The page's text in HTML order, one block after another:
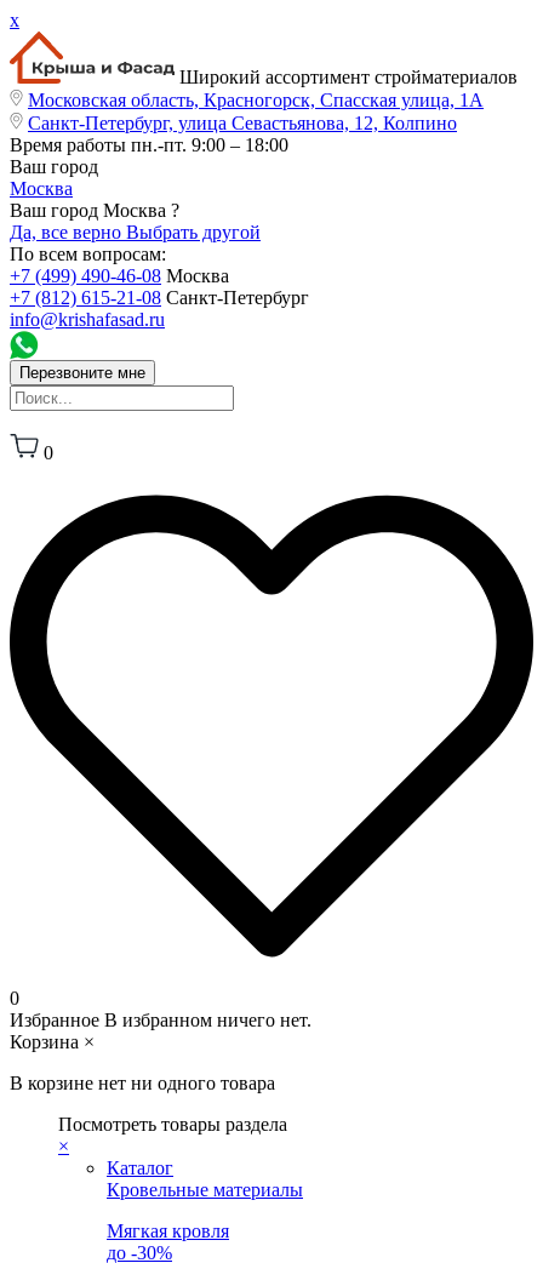
x
Широкий ассортимент стройматериалов
Московская область, Красногорск, Спасская улица, 1А
Санкт-Петербург, улица Севастьянова, 12, Колпино
Время работы пн.-пт. 9:00 – 18:00
Ваш город
Москва
Ваш город Москва ?
Да, все верно Выбрать другой
По всем вопросам:
+7 (499) 490-46-08 Москва
+7 (812) 615-21-08 Санкт-Петербург
info@krishafasad.ru
Перезвоните мне
0
0
Избранное В избранном ничего нет.
Корзина ×
В корзине нет ни одного товара
Посмотреть товары раздела
×
Каталог
Кровельные материалы
Мягкая кровля
до -30%